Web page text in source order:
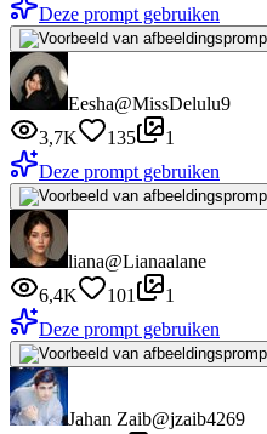
Deze prompt gebruiken
Eesha@MissDelulu9
3,7K
135
1
Deze prompt gebruiken
liana@Lianaalane
6,4K
101
1
Deze prompt gebruiken
Jahan Zaib@jzaib4269